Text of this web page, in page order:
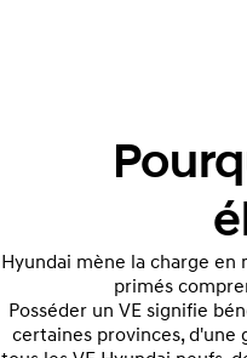
Hyundai mène la charge
primés
Posséder un VE signifie
certaines provinces,